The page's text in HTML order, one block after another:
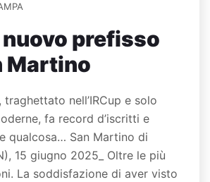
nuovo prefisso
Martino
traghettato nell’IRCup e solo
fa record d’iscritti e
qualcosa… San Martino di
15 giugno 2025_ Oltre le più
La soddisfazione di aver visto